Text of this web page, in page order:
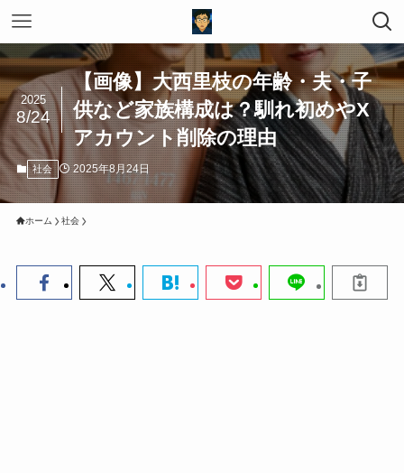
【画像】大西里枝の年齢・夫・子
供など家族構成は？馴れ初めやX
アカウント削除の理由
2025
8/24
社会 2025年8月24日
ホーム 社会